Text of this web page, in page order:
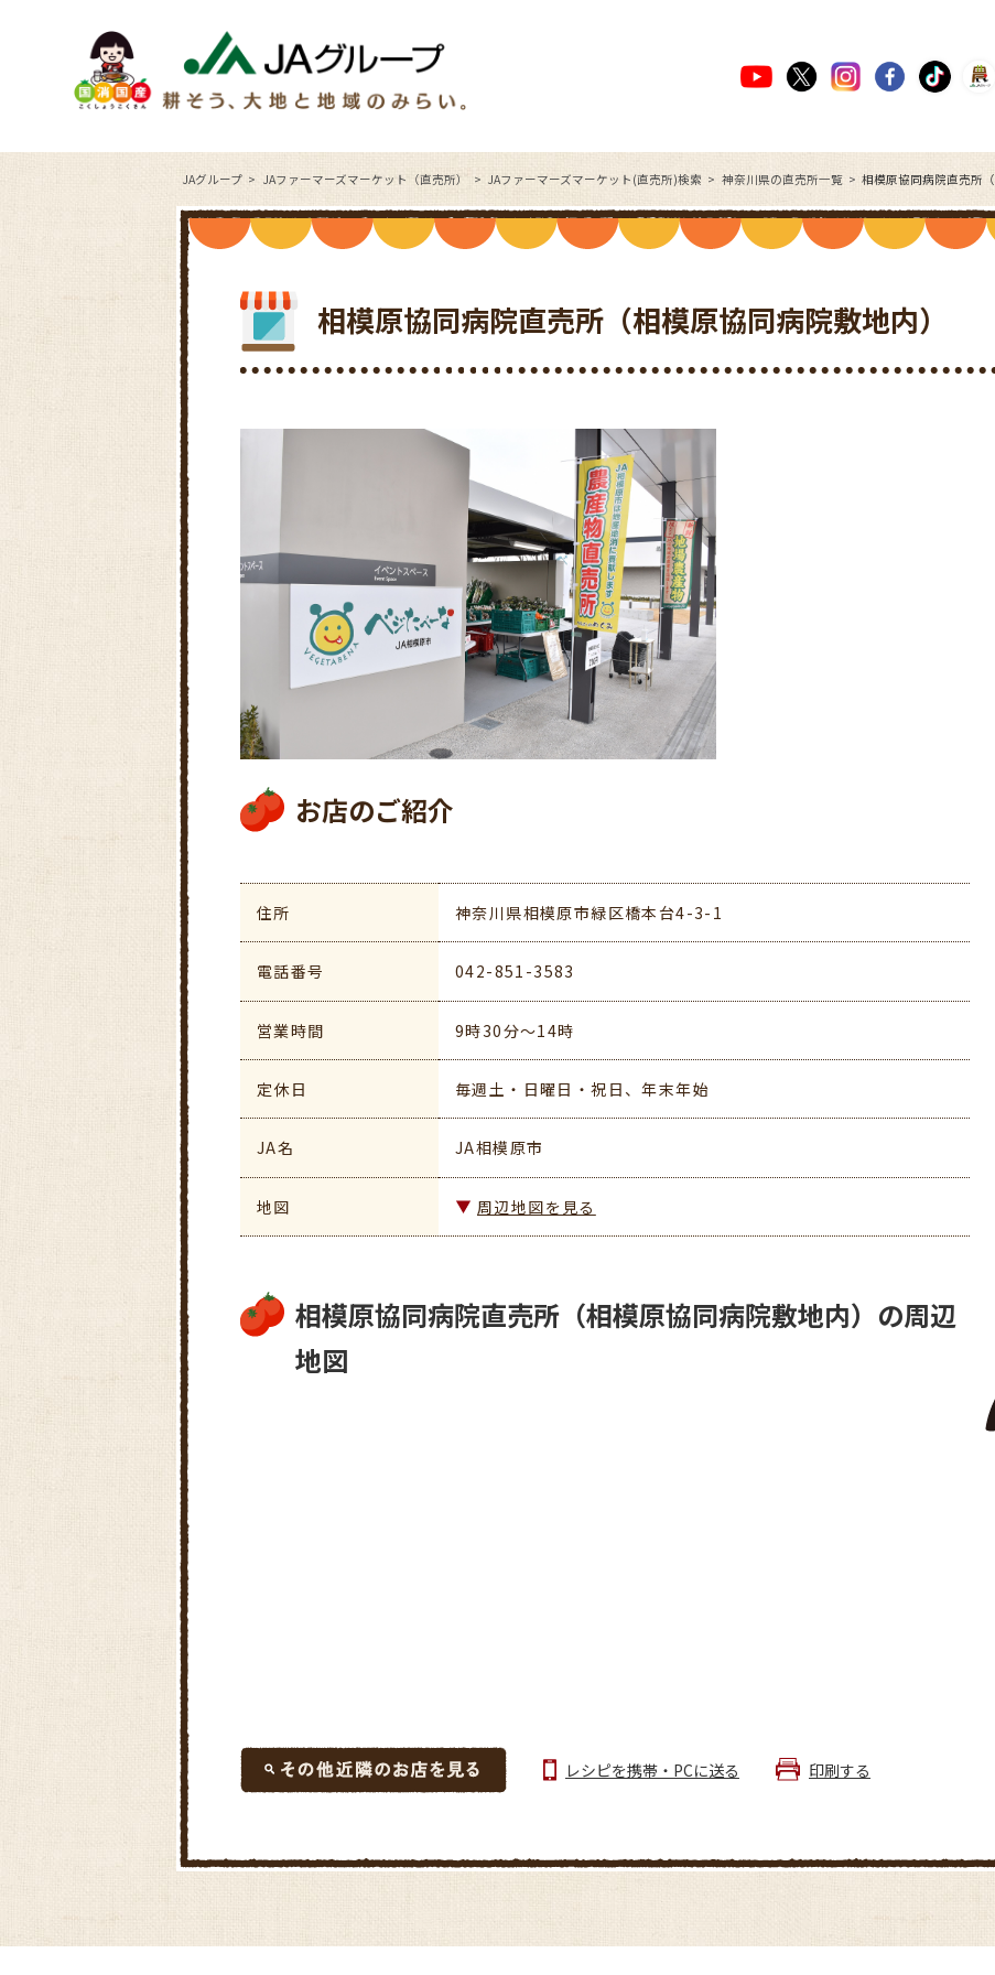
JAグループ JAファーマーズマーケット（直売所） JAファーマーズマーケット(直売所)検索 神奈川県の直売所一覧 相模原協同病院直売所
相模原協同病院直売所（相模原協同病院敷地内）
お店のご紹介
住所 神奈川県相模原市緑区橋本台4-3-1
電話番号 042-851-3583
営業時間 9時30分～14時
定休日 毎週土・日曜日・祝日、年末年始
JA名 JA相模原市
地図 周辺地図を見る
相模原協同病院直売所（相模原協同病院敷地内）の周辺
地図
レシピを携帯・PCに送る 印刷する